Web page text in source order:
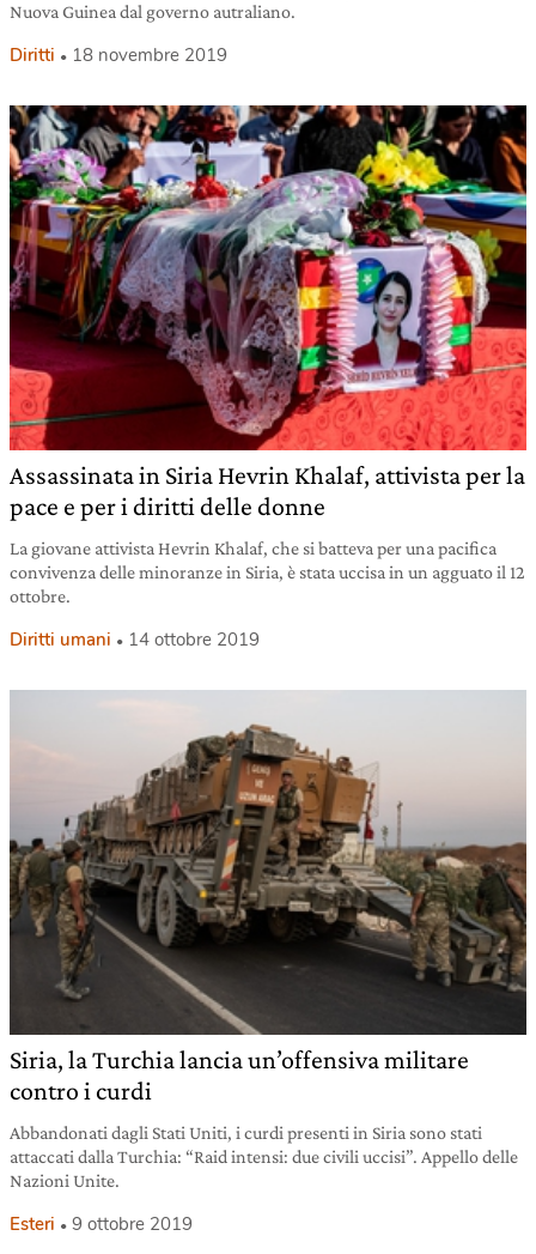
Nuova Guinea dal governo autraliano.
Diritti 18 novembre 2019
Assassinata in Siria Hevrin Khalaf, attivista per la
pace e per i diritti delle donne
La giovane attivista Hevrin Khalaf, che si batteva per una pacifica
convivenza delle minoranze in Siria, è stata uccisa in un agguato il 12
ottobre.
Diritti umani 14 ottobre 2019
Siria, la Turchia lancia un’offensiva militare
contro i curdi
Abbandonati dagli Stati Uniti, i curdi presenti in Siria sono stati
attaccati dalla Turchia: “Raid intensi: due civili uccisi”. Appello delle
Nazioni Unite.
Esteri 9 ottobre 2019